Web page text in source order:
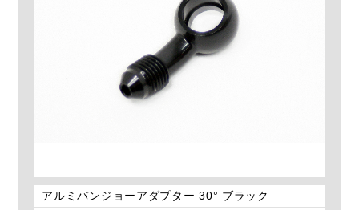
アルミバンジョーアダプター 30° ブラック